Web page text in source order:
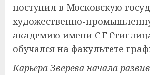
поступил в Московскую
художественно-
академию имени
обучался на факультете
Карьера Зверева начала